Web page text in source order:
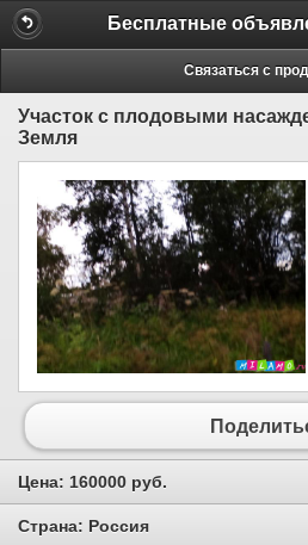
Связаться с
Участок с плодовыми
Земля
Цена: 160000 руб.
Страна: Россия